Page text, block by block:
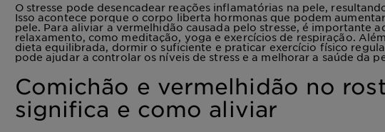
O stresse pode desencadear reações inflamatórias na pele,
Isso acontece porque o corpo liberta hormonas que podem
pele. Para aliviar a vermelhidão causada pelo stresse, é importante
relaxamento, como meditação, yoga e exercícios de respiração.
dieta equilibrada, dormir o suficiente e praticar exercício físico
pode ajudar a controlar os níveis de stress e a melhorar a saúde da
Comichão e vermelhidão no
significa e como aliviar